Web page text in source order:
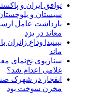
سیستان و
بازداشت عامل
معاند در یزد
ببینید| وداع
ماند
غلامی اعدام شد؟
انفجار در شهرک
مخزن سوخت بود